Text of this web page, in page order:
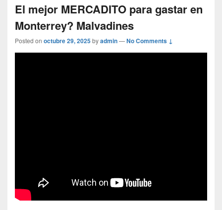
El mejor MERCADITO para gastar en
Monterrey? Malvadines
Posted on octubre 29, 2025byadmin—No Comments ↓